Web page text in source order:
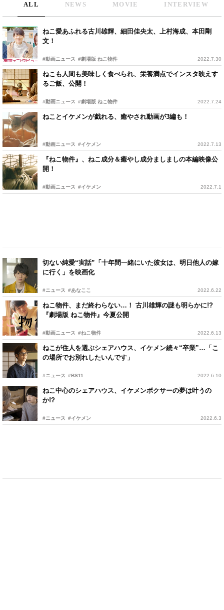
ALL NEWS MOVIE INTERVIEW
ねこ愛あふれる古川雄輝、細田佳央太、上村海成、本田剛
文！
#動画ニュース #劇場版 ねこ物件 2022.7.30
ねこも人間も美味しく食べられ、栄養満点でインスタ映えす
るご飯、公開！
#動画ニュース #劇場版 ねこ物件 2022.7.24
ねことイケメンが戯れる、癒やされ動画が3編も！
#動画ニュース #イケメン 2022.7.13
『ねこ物件』、ねこ成分＆癒やし成分ましましの本編映像公
開！
#動画ニュース #イケメン 2022.7.1
切ない純愛“実話”「十年間一緒にいた彼女は、明日他人の嫁
に行く」を映画化
#ニュース #あなここ 2022.6.22
ねこ物件、まだ終わらない…！ 古川雄輝の謎も明らかに!?
『劇場版 ねこ物件』今夏公開
#動画ニュース #ねこ物件 2022.6.13
ねこが住人を選ぶシェアハウス、イケメン続々“卒業”…「こ
の場所でお別れしたいんです」
#ニュース #BS11 2022.6.10
ねこ中心のシェアハウス、イケメンボクサーの夢は叶うの
か!?
#ニュース #イケメン 2022.6.3